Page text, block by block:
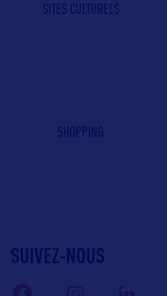
SITES CULTURELS
SHOPPING
SUIVEZ-NOUS